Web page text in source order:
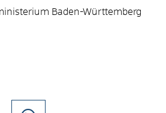
Baden-Württemberg